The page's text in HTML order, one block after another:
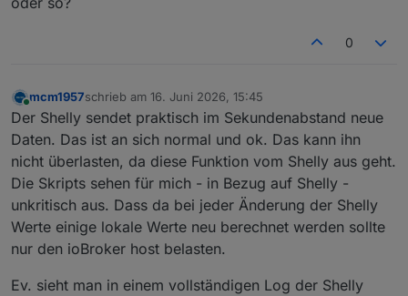
0
Online
mcm1957schrieb am 16. Juni 2026, 15:45
zuletzt editiert von
Der Shelly sendet praktisch im Sekundenabstand neue
Daten. Das ist an sich normal und ok. Das kann ihn
nicht überlasten, da diese Funktion vom Shelly aus geht.
Die Skripts sehen für mich - in Bezug auf Shelly -
unkritisch aus. Dass da bei jeder Änderung der Shelly
Werte einige lokale Werte neu berechnet werden sollte
nur den ioBroker host belasten.
Ev. sieht man in einem vollständigen Log der Shelly